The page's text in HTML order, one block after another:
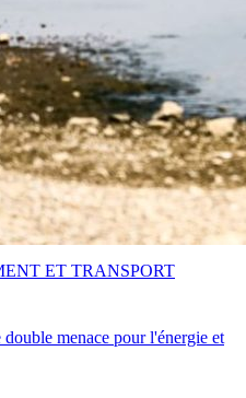
menace pour l'énergie et
ET TRANSPORT